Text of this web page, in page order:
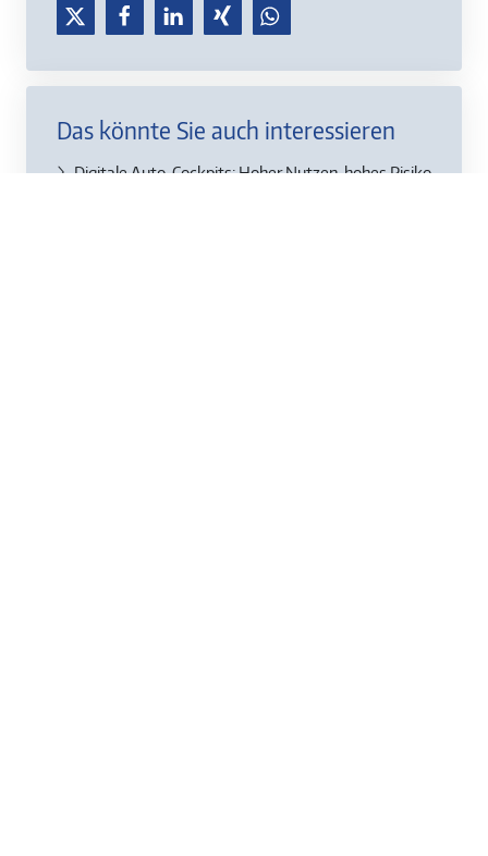
Das könnte Sie auch interessieren
Digitale Auto-Cockpits: Hoher Nutzen, hohes Risiko